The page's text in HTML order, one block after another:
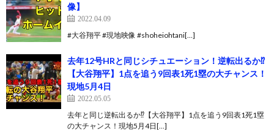
像】
2022.04.09
#大谷翔平 #現地映像 #shoheiohtani[…]
去年12号HRと同じシチュエーション！逆転出るか⁉︎
【大谷翔平】1点を追う9回表1死1塁の大チャンス！
現地5月4日
2022.05.05
去年と同じ逆転出るか⁉︎【大谷翔平】1点を追う9回表1死1塁
の大チャンス！現地5月4日[…]